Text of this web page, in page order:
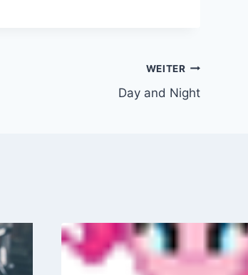
WEITER
Day and Night